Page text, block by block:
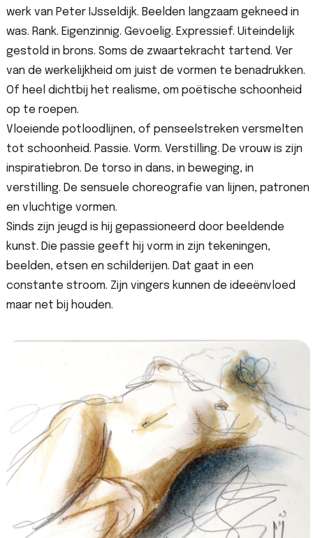
werk van Peter IJsseldijk. Beelden langzaam gekneed in
was. Rank. Eigenzinnig. Gevoelig. Expressief. Uiteindelijk
gestold in brons. Soms de zwaartekracht tartend. Ver
van de werkelijkheid om juist de vormen te benadrukken.
Of heel dichtbij het realisme, om poëtische schoonheid
op te roepen.
Vloeiende potloodlijnen, of penseelstreken versmelten
tot schoonheid. Passie. Vorm. Verstilling. De vrouw is zijn
inspiratiebron. De torso in dans, in beweging, in
verstilling. De sensuele choreografie van lijnen, patronen
en vluchtige vormen.
Sinds zijn jeugd is hij gepassioneerd door beeldende
kunst. Die passie geeft hij vorm in zijn tekeningen,
beelden, etsen en schilderijen. Dat gaat in een
constante stroom. Zijn vingers kunnen de ideeënvloed
maar net bij houden.